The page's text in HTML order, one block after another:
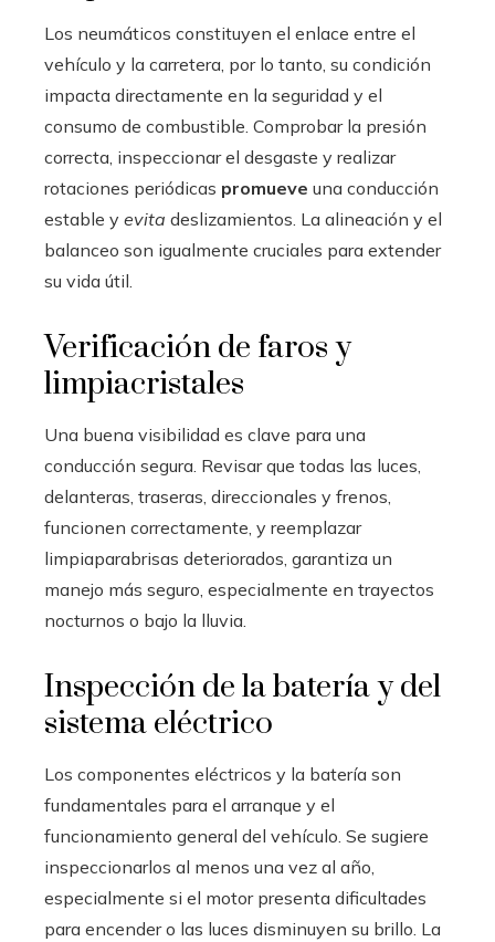
Los neumáticos constituyen el enlace entre el
vehículo y la carretera, por lo tanto, su condición
impacta directamente en la seguridad y el
consumo de combustible. Comprobar la presión
correcta, inspeccionar el desgaste y realizar
rotaciones periódicas promueve una conducción
estable y evita deslizamientos. La alineación y el
balanceo son igualmente cruciales para extender
su vida útil.
Verificación de faros y
limpiacristales
Una buena visibilidad es clave para una
conducción segura. Revisar que todas las luces,
delanteras, traseras, direccionales y frenos,
funcionen correctamente, y reemplazar
limpiaparabrisas deteriorados, garantiza un
manejo más seguro, especialmente en trayectos
nocturnos o bajo la lluvia.
Inspección de la batería y del
sistema eléctrico
Los componentes eléctricos y la batería son
fundamentales para el arranque y el
funcionamiento general del vehículo. Se sugiere
inspeccionarlos al menos una vez al año,
especialmente si el motor presenta dificultades
para encender o las luces disminuyen su brillo. La